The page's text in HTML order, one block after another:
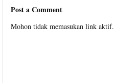
Post a Comment
Mohon tidak memasukan link aktif.